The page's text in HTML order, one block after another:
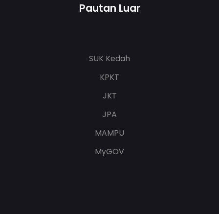
Pautan Luar
SUK Kedah
KPKT
JKT
JPA
MAMPU
MyGOV